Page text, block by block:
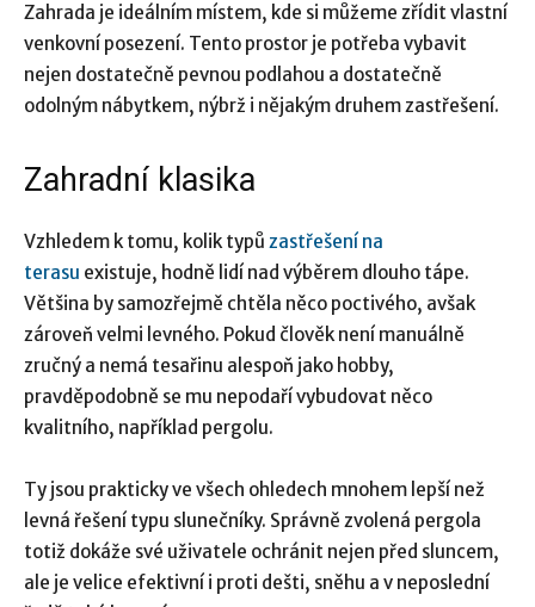
Zahrada je ideálním místem, kde si můžeme zřídit vlastní
venkovní posezení. Tento prostor je potřeba vybavit
nejen dostatečně pevnou podlahou a dostatečně
odolným nábytkem, nýbrž i nějakým druhem zastřešení.
Zahradní klasika
Vzhledem k tomu, kolik typů zastřešení na
terasu existuje, hodně lidí nad výběrem dlouho tápe.
Většina by samozřejmě chtěla něco poctivého, avšak
zároveň velmi levného. Pokud člověk není manuálně
zručný a nemá tesařinu alespoň jako hobby,
pravděpodobně se mu nepodaří vybudovat něco
kvalitního, například pergolu.
Ty jsou prakticky ve všech ohledech mnohem lepší než
levná řešení typu slunečníky. Správně zvolená pergola
totiž dokáže své uživatele ochránit nejen před sluncem,
ale je velice efektivní i proti dešti, sněhu a v neposlední